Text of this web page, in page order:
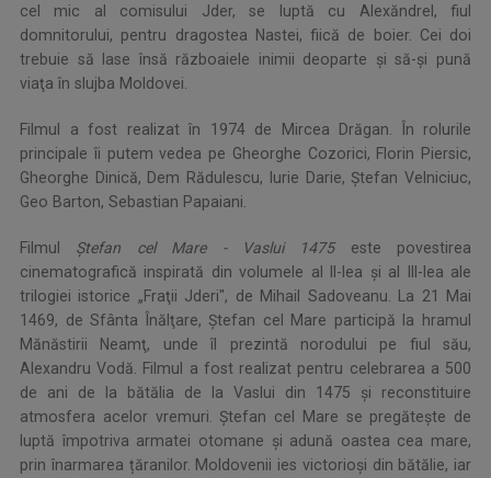
cel mic al comisului Jder, se luptă cu Alexăndrel, fiul
domnitorului, pentru dragostea Nastei, fiică de boier. Cei doi
trebuie să lase însă războaiele inimii deoparte şi să-şi pună
viaţa în slujba Moldovei.
Filmul a fost realizat în 1974 de Mircea Drăgan. În rolurile
principale îi putem vedea pe Gheorghe Cozorici, Florin Piersic,
Gheorghe Dinică, Dem Rădulescu, Iurie Darie, Ştefan Velniciuc,
Geo Barton, Sebastian Papaiani.
Filmul Ștefan cel Mare - Vaslui 1475este povestirea
cinematografică inspirată din volumele al II-lea şi al III-lea ale
trilogiei istorice „Fraţii Jderi", de Mihail Sadoveanu. La 21 Mai
1469, de Sfânta Înălţare, Ştefan cel Mare participă la hramul
Mănăstirii Neamţ, unde îl prezintă norodului pe fiul său,
Alexandru Vodă. Filmul a fost realizat pentru celebrarea a 500
de ani de la bătălia de la Vaslui din 1475 și reconstituire
atmosfera acelor vremuri. Ștefan cel Mare se pregătește de
luptă împotriva armatei otomane și adună oastea cea mare,
prin înarmarea țăranilor. Moldovenii ies victorioși din bătălie, iar